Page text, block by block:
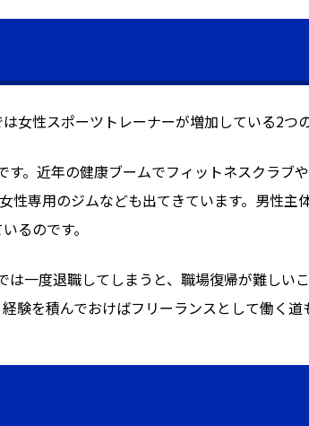
性スポーツトレーナーが増加している2つ
。近年の健康ブームでフィットネスクラブ
性専用のジムなども出てきています。男性主
るのです。
一度退職してしまうと、職場復帰が難しい
を積んでおけばフリーランスとして働く道